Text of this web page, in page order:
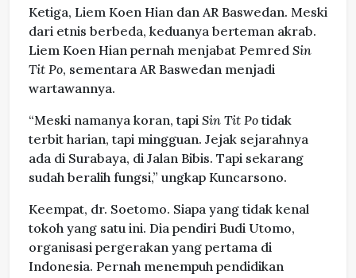
Ketiga, Liem Koen Hian dan AR Baswedan. Meski
dari etnis berbeda, keduanya berteman akrab.
Liem Koen Hian pernah menjabat Pemred Sin
Tit Po, sementara AR Baswedan menjadi
wartawannya.
“Meski namanya koran, tapi Sin Tit Potidak
terbit harian, tapi mingguan. Jejak sejarahnya
ada di Surabaya, di Jalan Bibis. Tapi sekarang
sudah beralih fungsi,” ungkap Kuncarsono.
Keempat, dr. Soetomo. Siapa yang tidak kenal
tokoh yang satu ini. Dia pendiri Budi Utomo,
organisasi pergerakan yang pertama di
Indonesia. Pernah menempuh pendidikan